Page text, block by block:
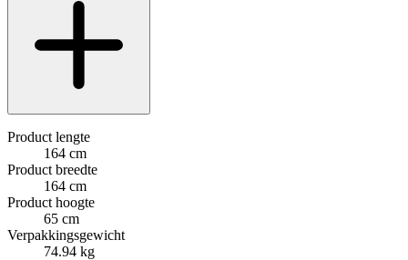
Product lengte
164 cm
Product breedte
164 cm
Product hoogte
65 cm
Verpakkingsgewicht
74.94 kg